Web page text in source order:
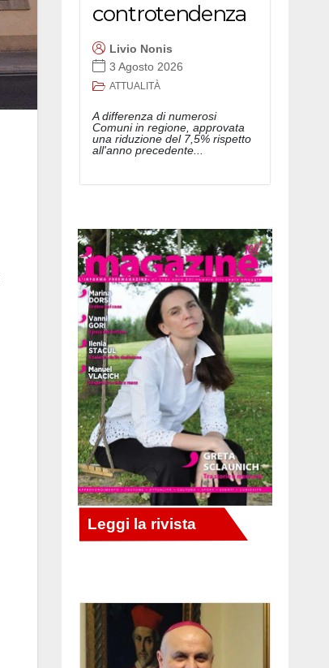
controtendenza
Livio Nonis
3 Agosto 2026
ATTUALITÀ
A differenza di numerosi
Comuni in regione, approvata
una riduzione del 7,5% rispetto
all'anno precedente...